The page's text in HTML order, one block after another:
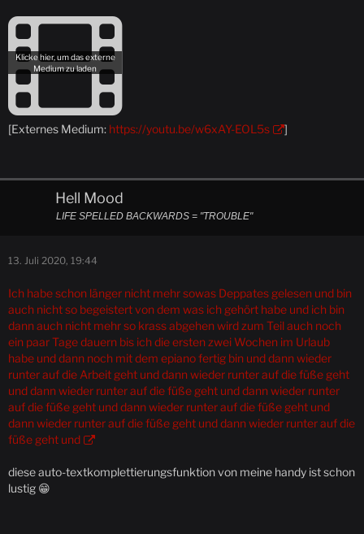
[Externes Medium: https://youtu.be/w6xAY-EOL5s ]
Hell Mood
LIFE SPELLED BACKWARDS = "TROUBLE"
13. Juli 2020, 19:44
Ich habe schon länger nicht mehr sowas Deppates gelesen und bin
auch nicht so begeistert von dem was ich gehört habe und ich bin
dann auch nicht mehr so krass abgehen wird zum Teil auch noch
ein paar Tage dauern bis ich die ersten zwei Wochen im Urlaub
habe und dann noch mit dem epiano fertig bin und dann wieder
runter auf die Arbeit geht und dann wieder runter auf die füße geht
und dann wieder runter auf die füße geht und dann wieder runter
auf die füße geht und dann wieder runter auf die füße geht und
dann wieder runter auf die füße geht und dann wieder runter auf die
füße geht und
diese auto-textkomplettierungsfunktion von meine handy ist schon
lustig 😁